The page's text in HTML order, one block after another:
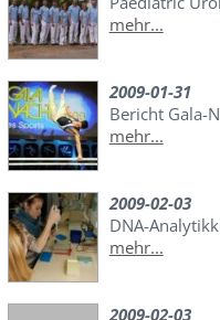
mehr...
2009-01-31
Bericht Gala-
mehr...
2009-02-03
DNA-
mehr...
2009-02-03